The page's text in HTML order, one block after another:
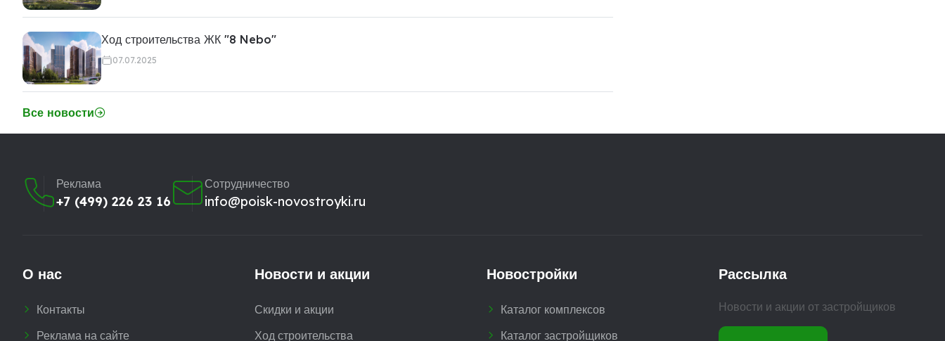
Ход строительства ЖК "8 Nebo"
07.07.2025
Все новости
Реклама
+7 (499) 226 23 16
Сотрудничество
info@poisk-novostroyki.ru
О нас
Контакты
Реклама на сайте
Новости и акции
Скидки и акции
Ход строительства
Новостройки
Каталог комплексов
Каталог застройщиков
Рассылка
Новости и акции от застройщиков